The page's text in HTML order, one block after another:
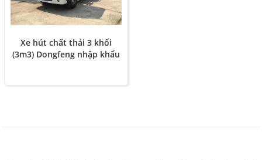
Xe hút chất thải 3 khối
(3m3) Dongfeng nhập khẩu